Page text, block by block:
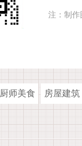
注：制作
厨师美食 房屋建筑